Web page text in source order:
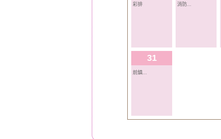
彩排 消防...
31
前鎮...